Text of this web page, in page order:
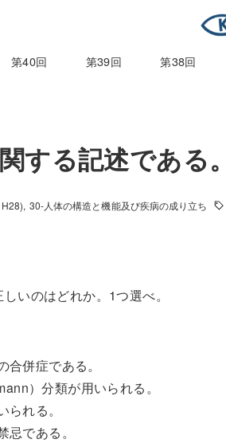
第40回 第39回 第38回
る記述である。
30-人体の構造と機能及び疾病の成り立ち
いのはどれか。1つ選べ。
併症である。
）分類が用いられる。
れる。
である。